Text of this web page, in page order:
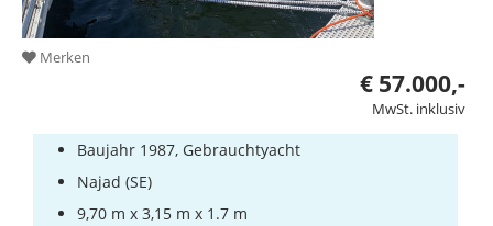
Merken
€ 57.000,-
MwSt. inklusiv
Baujahr 1987, Gebrauchtyacht
Najad (SE)
9,70 m x 3,15 m x 1.7 m